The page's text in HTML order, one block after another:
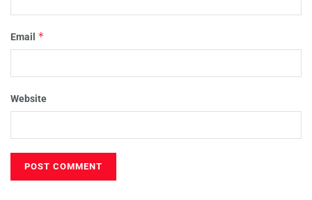
Email *
Website